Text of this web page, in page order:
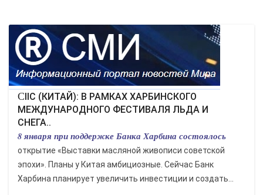
CIIC (КИТАЙ): В РАМКАХ ХАРБИНСКОГО
МЕЖДУНАРОДНОГО ФЕСТИВАЛЯ ЛЬДА И
СНЕГА..
8 января при поддержке Банка Харбина состоялось
открытие «Выставки масляной живописи советской
эпохи». Планы у Китая амбициозные. Сейчас Банк
Харбина планирует увеличить инвестиции и создать...